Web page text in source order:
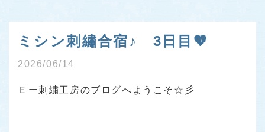
ミシン刺繡合宿♪ 3日目💖
2026/06/14
Ｅー刺繍工房のブログへようこそ☆彡